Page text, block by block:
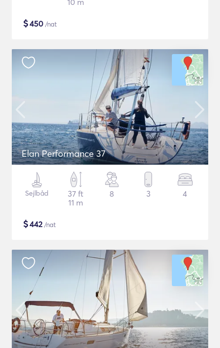
10 m
$450 /nat
Elan Performance 37
Sejlbåd
37 ft
11 m
8 3 4
$442/nat